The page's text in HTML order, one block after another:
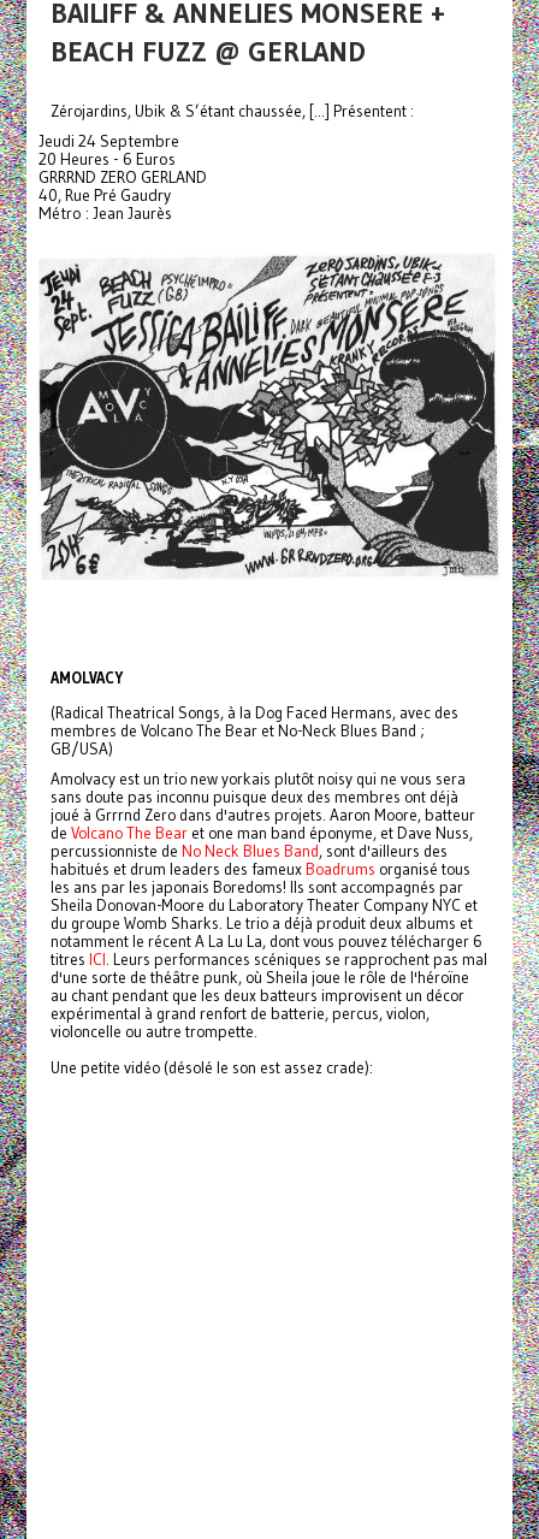
BAILIFF & ANNELIES MONSERE +
BEACH FUZZ @ GERLAND
Zérojardins, Ubik & S’étant chaussée, [...] Présentent :
Jeudi 24 Septembre
20 Heures - 6 Euros
GRRRND ZERO GERLAND
40, Rue Pré Gaudry
Métro : Jean Jaurès
AMOLVACY
(Radical Theatrical Songs, à la Dog Faced Hermans, avec des
membres de Volcano The Bear et No-Neck Blues Band ;
GB/USA)
Amolvacy est un trio new yorkais plutôt noisy qui ne vous sera
sans doute pas inconnu puisque deux des membres ont déjà
joué à Grrrnd Zero dans d'autres projets. Aaron Moore, batteur
de Volcano The Bearet one man band éponyme, et Dave Nuss,
percussionniste de No Neck Blues Band, sont d'ailleurs des
habitués et drum leaders des fameuxBoadrums organisé tous
les ans par les japonais Boredoms! Ils sont accompagnés par
Sheila Donovan-Moore du Laboratory Theater Company NYC et
du groupe Womb Sharks. Le trio a déjà produit deux albums et
notamment le récent A La Lu La, dont vous pouvez télécharger 6
titres ICI. Leurs performances scéniques se rapprochent pas mal
d'une sorte de théâtre punk, où Sheila joue le rôle de l'héroïne
au chant pendant que les deux batteurs improvisent un décor
expérimental à grand renfort de batterie, percus, violon,
violoncelle ou autre trompette.
Une petite vidéo (désolé le son est assez crade):